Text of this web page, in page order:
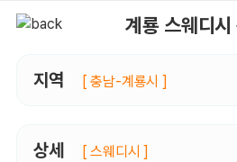
계룡 스웨디
지역 [ 충남-계룡시 ]
상세 [ 스웨디시 ]